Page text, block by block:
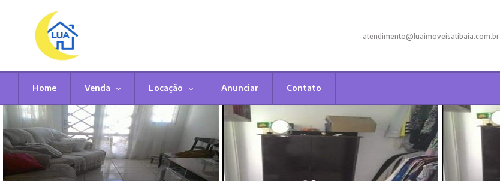
atendimento@luaimoveisatibaia.com.br
Home Venda Locação Anunciar Contato